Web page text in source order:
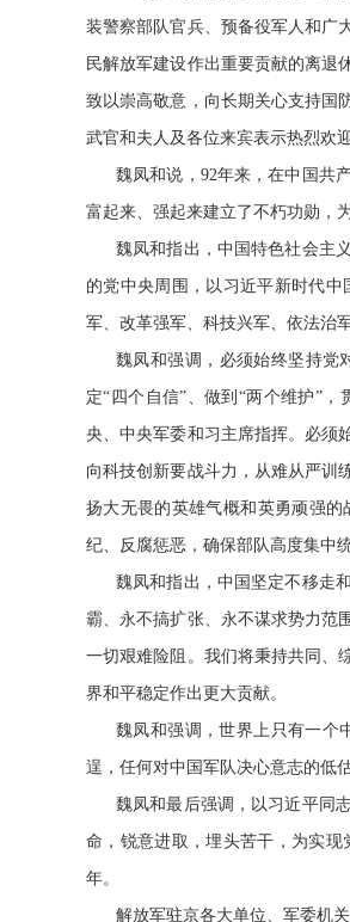
装警察部队官兵、预备役军人和广
民解放军建设作出重要贡献的离退
致以崇高敬意，向长期关心支持国
武官和夫人及各位来宾表示热烈欢迎
魏凤和说，92年来，在中国共
富起来、强起来建立了不朽功勋，
魏凤和指出，中国特色社会主
的党中央周围，以习近平新时代
军、改革强军、科技兴军、依法治
魏凤和强调，必须始终坚持党
定“四个自信”、做到“两个维护”
央、中央军委和习主席指挥。必须
向科技创新要战斗力，从难从严训
扬大无畏的英雄气概和英勇顽强
纪、反腐惩恶，确保部队高度集中
魏凤和指出，中国坚定不移走
霸、永不搞扩张、永不谋求势力范
一切艰难险阻。我们将秉持共同、
界和平稳定作出更大贡献。
魏凤和强调，世界上只有一个
逞，任何对中国军队决心意志的低
魏凤和最后强调，以习近平同
命，锐意进取，埋头苦干，为实
年。
解放军驻京各大单位、军委机